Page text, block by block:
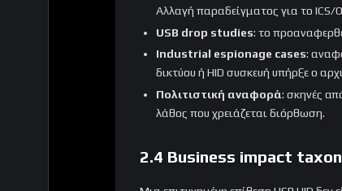
Αλλαγή παραδείγματος για το ICS/
USB drop studies: το
Industrial espionage cases:
δικτύου ή HID συσκευή υπήρξε ο
Πολιτιστική αναφορά: σκηνές
λάθος που χρειάζεται διόρθωση.
2.4 Business impact